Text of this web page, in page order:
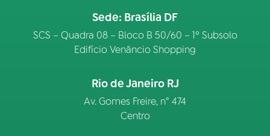
Sede: Brasília DF
SCS – Quadra 08 – Bloco B 50/60 – 1º Subsolo
Edifício Venâncio Shopping
Rio de Janeiro RJ
Av. Gomes Freire, n° 474
Centro